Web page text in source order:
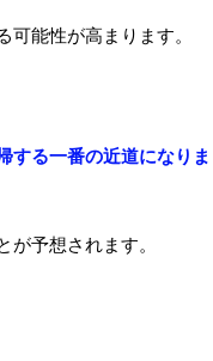
能性が高まります。
する一番の近道になりま
予想されます。